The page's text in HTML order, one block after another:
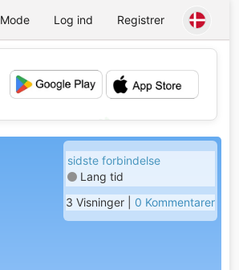
Mode Log ind Registrer
💕
sidste forbindelse
Lang tid
3 Visninger | 0 Kommentarer